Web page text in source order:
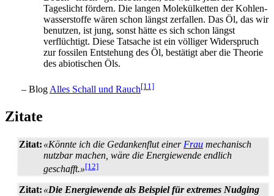
Tageslicht fördern. Die langen Molekül­ketten der Kohlen­
wasser­stoffe wären schon längst zerfallen. Das Öl, das wir
benutzen, ist jung, sonst hätte es sich schon längst
verflüchtigt. Diese Tatsache ist ein völliger Widerspruch
zur fossilen Entstehung des Öl, bestätigt aber die Theorie
des abiotischen Öls.
– Blog Alles Schall und Rauch[11]
Zitate
Zitat: «Könnte ich die Gedankenflut einer Frau mechanisch
nutzbar machen, wäre die Energiewende endlich
geschafft.»[12]
Zitat: «Die Energiewende als Beispiel für extremes Nudging